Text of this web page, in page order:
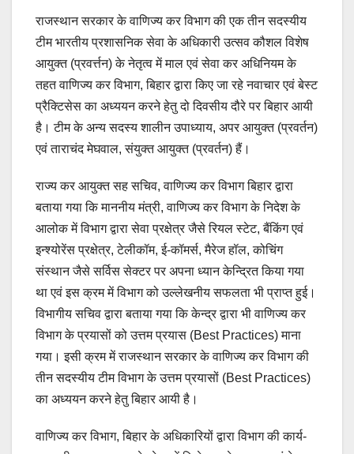
राजस्थान सरकार के वाणिज्य कर विभाग की एक तीन सदस्यीय
टीम भारतीय प्रशासनिक सेवा के अधिकारी उत्सव कौशल विशेष
आयुक्त (प्रवर्त्तन) के नेतृत्व में माल एवं सेवा कर अधिनियम के
तहत वाणिज्य कर विभाग, बिहार द्वारा किए जा रहे नवाचार एवं बेस्ट
प्रैक्टिसेस का अध्ययन करने हेतु दो दिवसीय दौरे पर बिहार आयी
है। टीम के अन्य सदस्य शालीन उपाध्याय, अपर आयुक्त (प्रवर्तन)
एवं ताराचंद मेघवाल, संयुक्त आयुक्त (प्रवर्तन) हैं।
राज्य कर आयुक्त सह सचिव, वाणिज्य कर विभाग बिहार द्वारा
बताया गया कि माननीय मंत्री, वाणिज्य कर विभाग के निदेश के
आलोक में विभाग द्वारा सेवा प्रक्षेत्र जैसे रियल स्टेट, बैंकिंग एवं
इन्श्योरेंस प्रक्षेत्र, टेलीकॉम, ई-कॉमर्स, मैरेज हॉल, कोचिंग
संस्थान जैसे सर्विस सेक्टर पर अपना ध्यान केन्द्रित किया गया
था एवं इस क्रम में विभाग को उल्लेखनीय सफलता भी प्राप्त हुई।
विभागीय सचिव द्वारा बताया गया कि केन्द्र द्वारा भी वाणिज्य कर
विभाग के प्रयासों को उत्तम प्रयास (Best Practices) माना
गया। इसी क्रम में राजस्थान सरकार के वाणिज्य कर विभाग की
तीन सदस्यीय टीम विभाग के उत्तम प्रयासों (Best Practices)
का अध्ययन करने हेतु बिहार आयी है।
वाणिज्य कर विभाग, बिहार के अधिकारियों द्वारा विभाग की कार्य-